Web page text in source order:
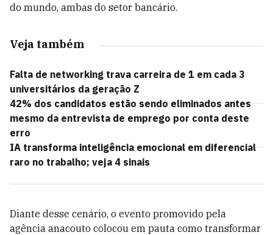
do mundo, ambas do setor bancário.
Veja também
Falta de networking trava carreira de 1 em cada 3
universitários da geração Z
42% dos candidatos estão sendo eliminados antes
mesmo da entrevista de emprego por conta deste
erro
IA transforma inteligência emocional em diferencial
raro no trabalho; veja 4 sinais
Diante desse cenário, o evento promovido pela
agência anacouto colocou em pauta como transformar